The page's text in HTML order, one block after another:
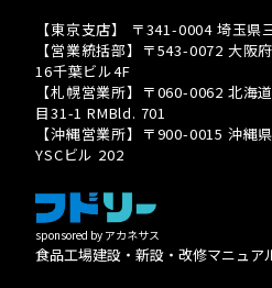
【東京支店】 〒341-0004 埼玉県
【営業統括部】〒543-0072 大阪
16千葉ビル4F
【札幌営業所】〒060-0062 北海
目31-1 RMBld. 701
【沖縄営業所】〒900-0015 沖縄
YSCビル 202
sponsored by アカネサス
食品工場建設・新設・改修マニュア